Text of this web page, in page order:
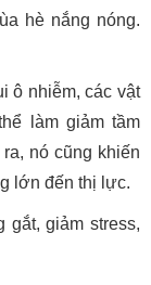
hè nắng nóng.
ô nhiễm, các vật
làm giảm tầm
nó cũng khiến
lớn đến thị lực.
giảm stress,